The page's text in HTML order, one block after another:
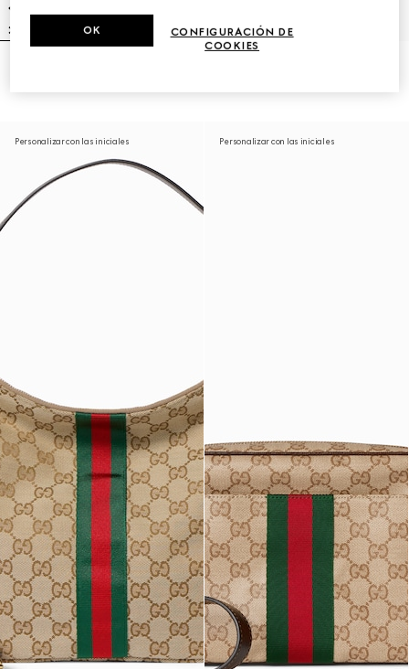
Personalizar con las iniciales Personalizar con las iniciales
CONFIGURACIÓN DE
COOKIES
OK